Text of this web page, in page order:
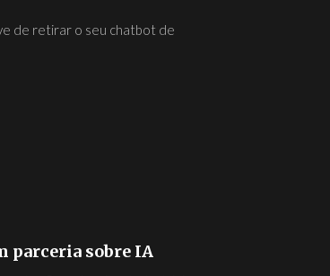
de retirar o seu chatbot de
parceria sobre IA